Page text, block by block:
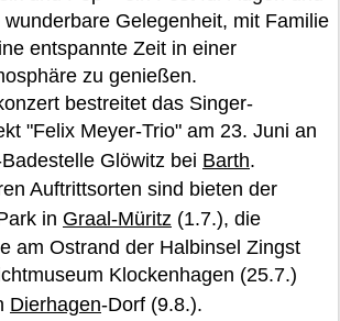
Gelegenheit, mit Familie
entspannte Zeit in einer
zu genießen.
bestreitet das Singer-
"Felix Meyer-Trio" am 23. Juni an
Glöwitz bei Barth.
Auftrittsorten sind bieten der
in Graal-Müritz (1.7.), die
am Ostrand der Halbinsel Zingst
Klockenhagen (25.7.)
Dierhagen-Dorf (9.8.).